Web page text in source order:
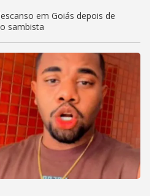
em Goiás depois de
sambista